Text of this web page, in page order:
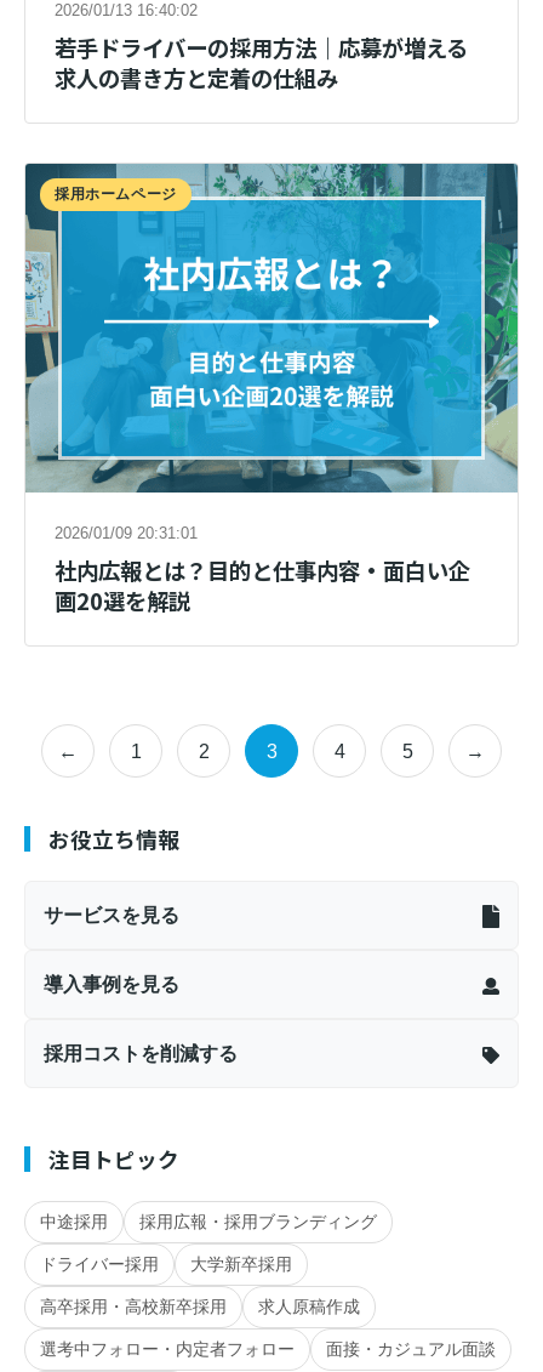
2026/01/13 16:40:02
若手ドライバーの採用方法｜応募が増える
求人の書き方と定着の仕組み
採用ホームページ
2026/01/09 20:31:01
社内広報とは？目的と仕事内容・面白い企
画20選を解説
← 1 2 3 4 5 →
お役立ち情報
サービスを見る
導入事例を見る
採用コストを削減する
注目トピック
中途採用 採用広報・採用ブランディング
ドライバー採用 大学新卒採用
高卒採用・高校新卒採用 求人原稿作成
選考中フォロー・内定者フォロー 面接・カジュアル面談